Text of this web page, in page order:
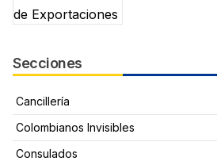
Secciones
Cancillería
Colombianos Invisibles
Consulados